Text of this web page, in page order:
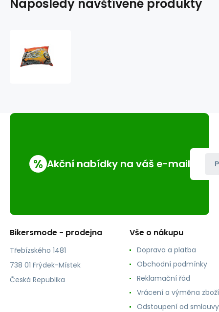
Naposledy navštívené produkty
% Akční nabídky na váš e-mail
Bikersmode - prodejna
Třebízského 1481
738 01 Frýdek-Místek
Česká Republika
Vše o nákupu
Doprava a platba
Obchodní podmínky
Reklamační řád
Vrácení a výměna zboží
Odstoupení od smlouvy